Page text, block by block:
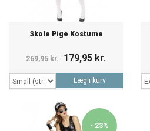
Skole Pige Kostume
269,95 kr. 179,95 kr.
Læg i kurv
- 23%